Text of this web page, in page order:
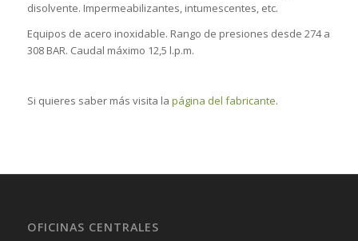
disolvente. Impermeabilizantes, intumescentes, etc.
Equipos de acero inoxidable. Rango de presiones desde 274 a
308 BAR. Caudal máximo 12,5 l.p.m.
Si quieres saber más visita la página del fabricante.
OFICINAS CENTRALES